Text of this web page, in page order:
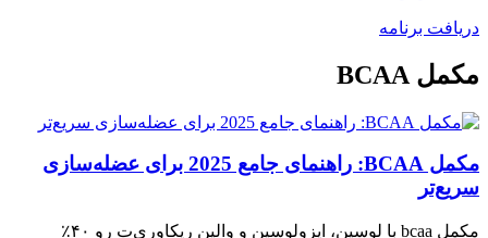
دریافت برنامه
مکمل BCAA
مکمل BCAA: راهنمای جامع 2025 برای عضله‌سازی
سریع‌تر
مکمل bcaa با لوسین، ایزولوسین و والین ریکاوری‌ت رو ۴۰٪